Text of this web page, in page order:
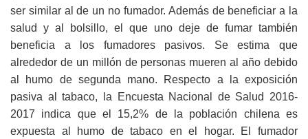
ser similar al de un no fumador. Además de beneficiar a la
salud y al bolsillo, el que uno deje de fumar también
beneficia a los fumadores pasivos. Se estima que
alrededor de un millón de personas mueren al año debido
al humo de segunda mano. Respecto a la exposición
pasiva al tabaco, la Encuesta Nacional de Salud 2016-
2017 indica que el 15,2% de la población chilena es
expuesta al humo de tabaco en el hogar. El fumador